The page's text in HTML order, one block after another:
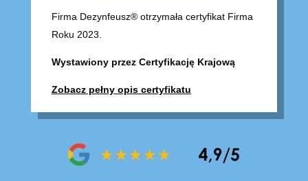
Firma Dezynfeusz® otrzymała certyfikat Firma
Roku 2023.
Wystawiony przez Certyfikację Krajową
Zobacz pełny opis certyfikatu